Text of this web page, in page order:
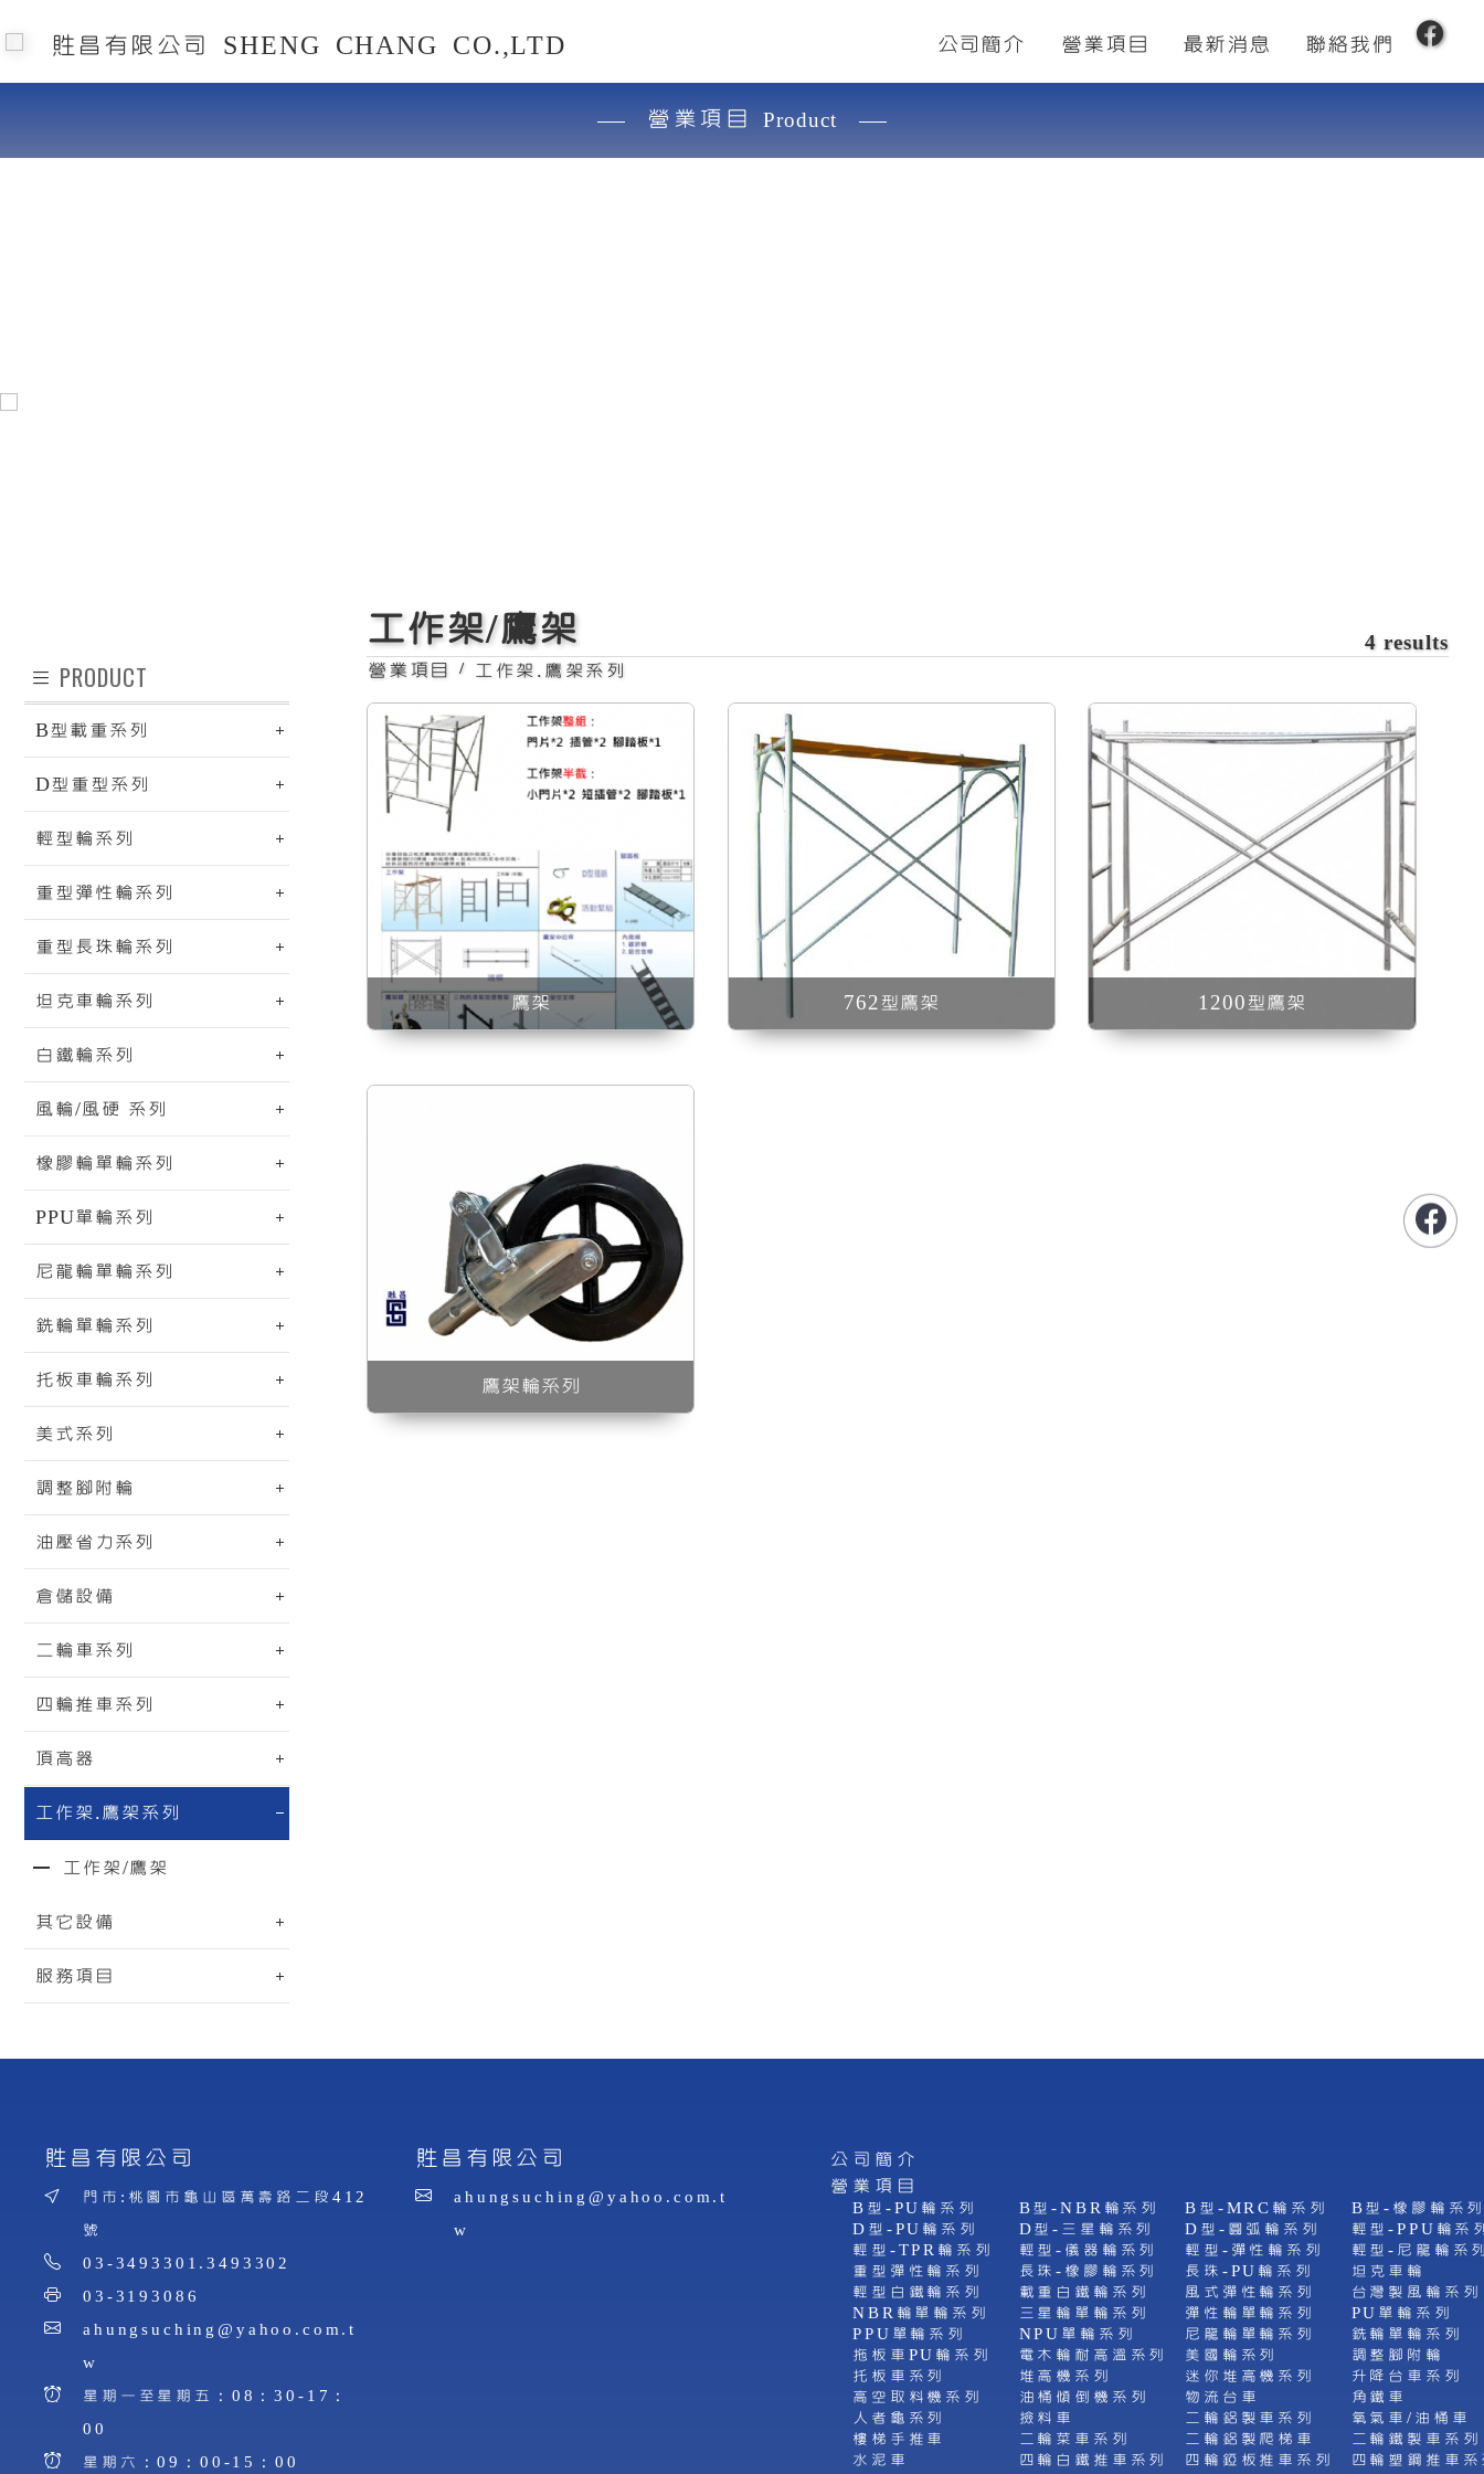
貹昌有限公司 SHENG CHANG CO.,LTD 公司簡介 營業項目 最新消息 聯絡我們
營業項目 Product
PRODUCT
B型載重系列
D型重型系列
輕型輪系列
重型彈性輪系列
重型長珠輪系列
坦克車輪系列
白鐵輪系列
風輪/風硬 系列
橡膠輪單輪系列
PPU單輪系列
尼龍輪單輪系列
銑輪單輪系列
托板車輪系列
美式系列
調整腳附輪
油壓省力系列
倉儲設備
二輪車系列
四輪推車系列
頂高器
工作架.鷹架系列
工作架/鷹架
其它設備
服務項目
工作架/鷹架
4 results
營業項目
/ 工作架.鷹架系列
鷹架 762型鷹架 1200型鷹架
鷹架輪系列
鷹架輪系列
貹昌有限公司
門市:桃園市龜山區萬壽路二段412
號
03-3493301.3493302
03-3193086
ahungsuching@yahoo.com.t
w
星期一至星期五：08：30-17：
00
星期六：09：00-15：00
貹昌有限公司
ahungsuching@yahoo.com.t
w
公司簡介
營業項目
B型-PU輪系列 B型-NBR輪系列 B型-MRC輪系列
B型-橡膠輪系
D型-PU輪系列
D型-三星輪系列 D型-圓弧輪系列
輕型-PPU輪系
輕型-TPR輪系列
輕型-儀器輪系列 輕型-彈性輪系列
輕型-尼龍輪系
重型彈性輪系列
長珠-橡膠輪系列 長珠-PU輪系列
坦克車輪
輕型白鐵輪系列
載重白鐵輪系列 風式彈性輪系列
台灣製風輪系列
NBR輪單輪系列
三星輪單輪系列 彈性輪單輪系列
PU單輪系列
PPU單輪系列
NPU單輪系列 尼龍輪單輪系列
銑輪單輪系列
拖板車PU輪系列
電木輪耐高溫系列 美國輪系列
調整腳附輪
托板車系列
堆高機系列 迷你堆高機系列
升降台車系列
高空取料機系列
油桶傾倒機系列 物流台車
角鐵車
人者龜系列
撿料車 二輪鋁製車系列
氧氣車/油桶車
樓梯手推車
二輪菜車系列 二輪鋁製爬梯車
二輪鐵製車系列
水泥車
四輪白鐵推車系列 四輪錏板推車系列
四輪塑鋼推車系